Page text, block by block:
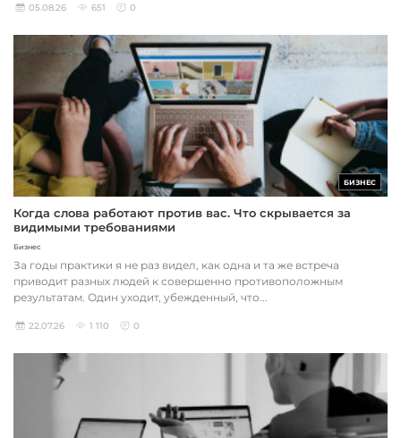
05.08.26 651 0
БИЗНЕС
Когда слова работают против вас. Что скрывается за
видимыми требованиями
Бизнес
За годы практики я не раз видел, как одна и та же встреча
приводит разных людей к совершенно противоположным
результатам. Один уходит, убежденный, что...
22.07.26 1 110 0